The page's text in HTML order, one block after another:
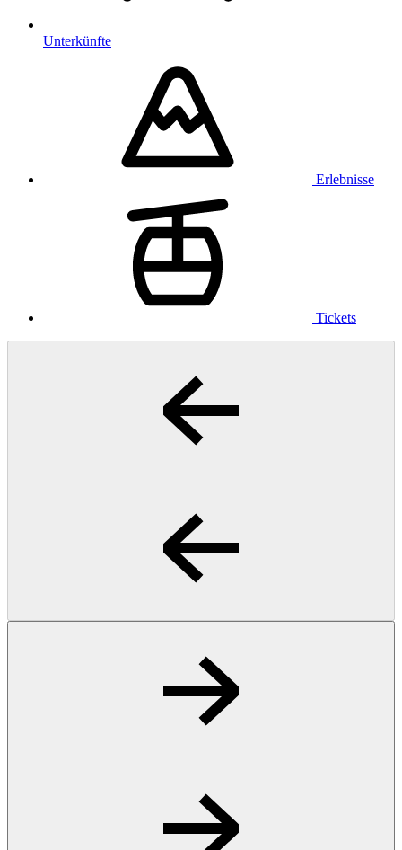
Unterkünfte
Erlebnisse
Tickets